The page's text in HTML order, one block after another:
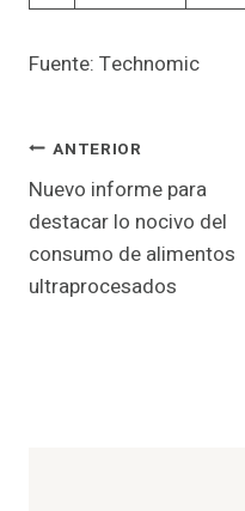
Fuente: Technomic
Navegació
d'entrades
ANTERIOR
Nuevo informe para
destacar lo nocivo del
consumo de alimentos
ultraprocesados